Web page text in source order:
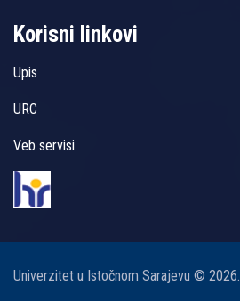
Korisni linkovi
Upis
URC
Veb servisi
Univerzitet u Istočnom Sarajevu © 2026.